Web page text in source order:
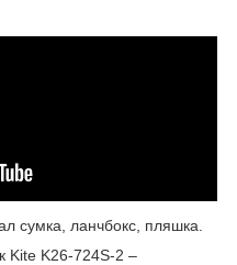
сумка, ланчбокс, пляшка.
Kite K26-724S-2 –